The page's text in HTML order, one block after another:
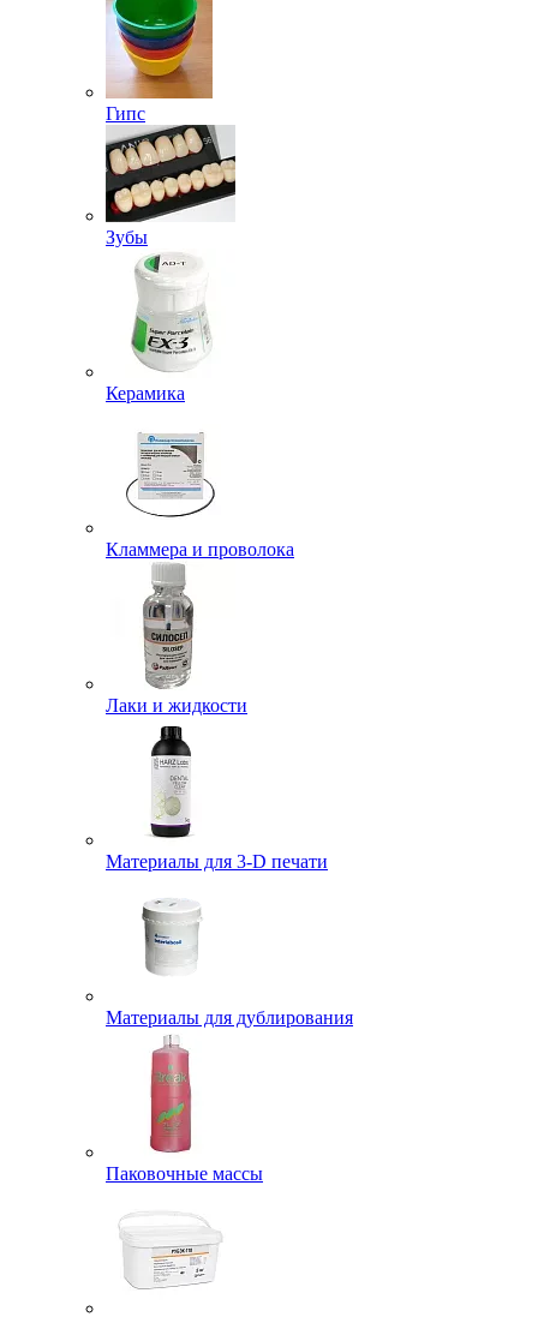
Гипс
Зубы
Керамика
Кламмера и проволока
Лаки и жидкости
Материалы для 3-D печати
Материалы для дублирования
Паковочные массы